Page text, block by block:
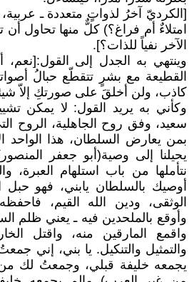
[الكرديّ آخرُ لذواتٍ متعددة ـ
امتلاءٌ أم فراغ؟) كلٌّ منها تحاول
الآخر نفياً للذات؟].
وينتهي به الجدل إلى القول:[نعم،
القطيعة مع بشرٍ تتقطّع حبالُ
كاذب، ولن أخلقَ على صورتكِ إلاّ
وكأني به يريد القول: لا يمكن
سعيد، وفق روح الجاهلية، الروح
بمن يعارض السلطان، هذا الواحد
يحيلنا إلى وصية(أبو جعفر
نتأملها من باب استلهام العبرة،
أوصيك بالسلطان يابني، فهو حبل
الوثقى، ودين الله القيم،
وأوقع بالملحدين فيه ـ يعني ظلم
واقمع المارقين منه، واقتل
والتمثيل والتنكيل. يا بني، إني
يجمعه خليفة قبلي، وجمعتُ لك من